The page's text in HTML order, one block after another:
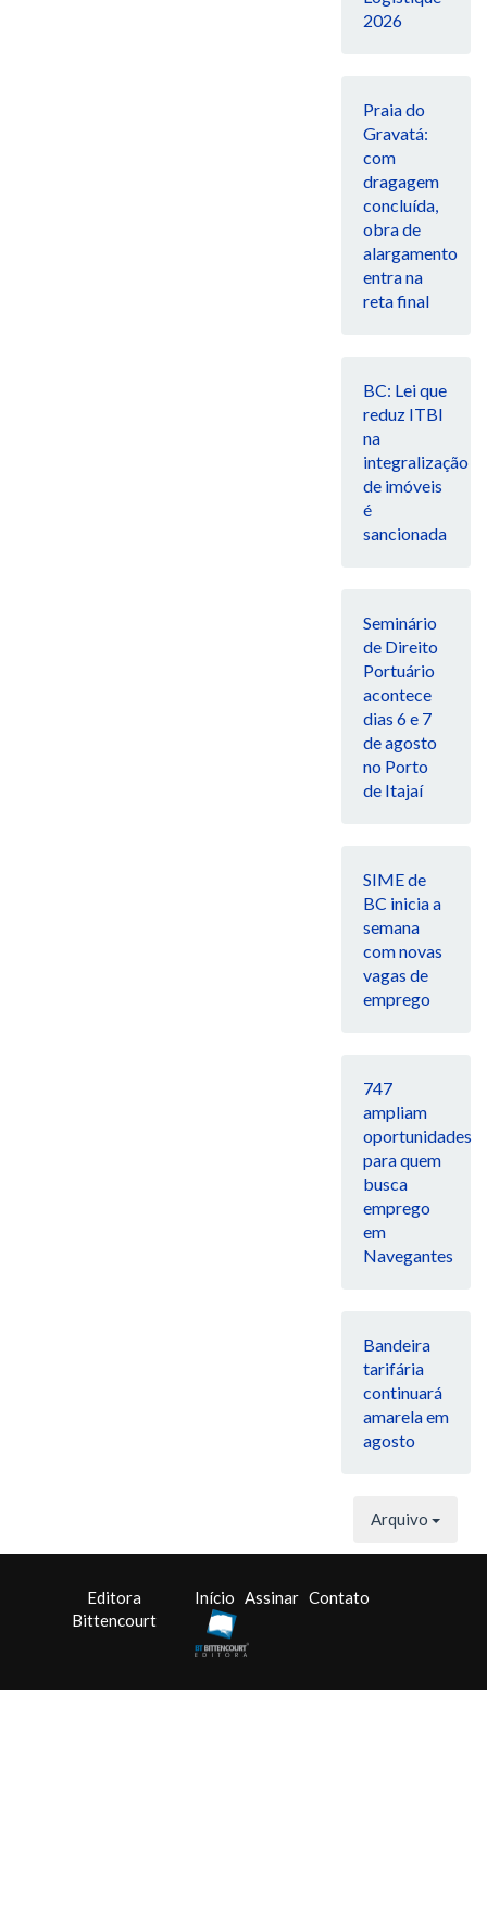
2026
Praia do
Gravatá:
com
dragagem
concluída,
obra de
alargamento
entra na
reta final
BC: Lei que
reduz ITBI
na
integralização
de imóveis
é
sancionada
Seminário
de Direito
Portuário
acontece
dias 6 e 7
de agosto
no Porto
de Itajaí
SIME de
BC inicia a
semana
com novas
vagas de
emprego
747
ampliam
oportunidades
para quem
busca
emprego
em
Navegantes
Bandeira
tarifária
continuará
amarela em
agosto
Arquivo
Editora
Bittencourt
Início Assinar Contato